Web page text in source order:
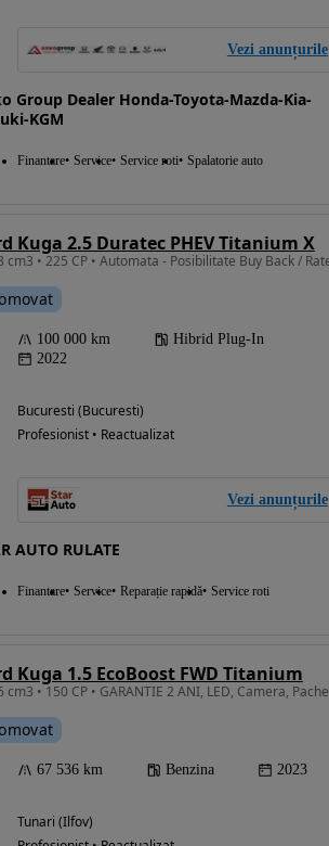
Vezi anunțurile
Group Dealer Honda-Toyota-Mazda-Kia-
KGM
Finantare Service Service roti Spalatorie auto
Kuga 2.5 Duratec PHEV Titanium X
100 000 km
Hibrid Plug-In
2022
Bucuresti (Bucuresti)
Profesionist • Reactualizat
Vezi anunțurile
AUTO RULATE
Finantare Service Reparație rapidă Service roti
Kuga 1.5 EcoBoost FWD Titanium
67 536 km Benzina 2023
Tunari (Ilfov)